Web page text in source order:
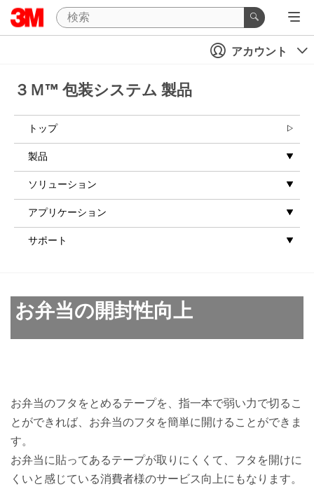
アカウント
３Ｍ™ 包装システム 製品
トップ
製品
ソリューション
アプリケーション
サポート
お弁当の開封性向上
お弁当のフタをとめるテープを、指一本で弱い力で切るこ
とができれば、お弁当のフタを簡単に開けることができま
す。
お弁当に貼ってあるテープが取りにくくて、フタを開けに
くいと感じている消費者様のサービス向上にもなります。